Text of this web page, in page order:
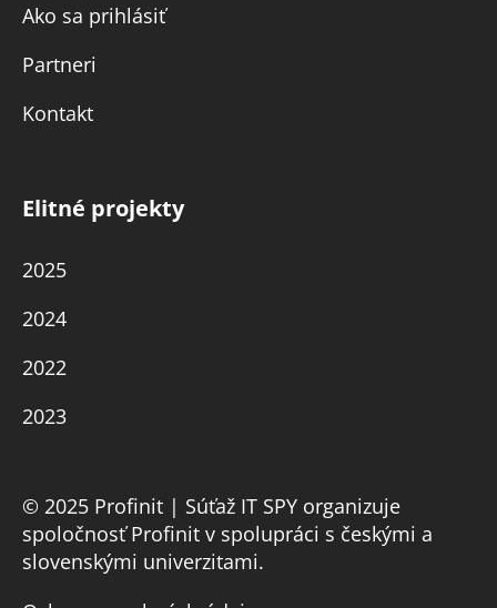
Ako sa prihlásiť
Partneri
Kontakt
Elitné projekty
2025
2024
2022
2023
© 2025 Profinit | Súťaž IT SPY organizuje
spoločnosť Profinit v spolupráci s českými a
slovenskými univerzitami.